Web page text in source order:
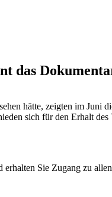
das
hätte, zeigten im
sich für den Erhalt
Sie Zugang zu